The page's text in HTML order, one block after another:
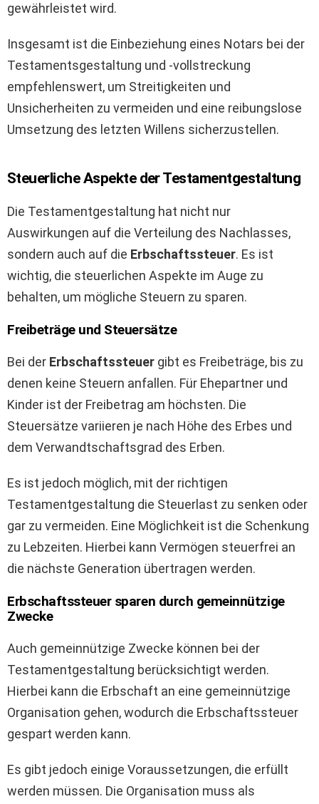
gewährleistet wird.
Insgesamt ist die Einbeziehung eines Notars bei der
Testamentsgestaltung und -vollstreckung
empfehlenswert, um Streitigkeiten und
Unsicherheiten zu vermeiden und eine reibungslose
Umsetzung des letzten Willens sicherzustellen.
Steuerliche Aspekte der Testamentgestaltung
Die Testamentgestaltung hat nicht nur
Auswirkungen auf die Verteilung des Nachlasses,
sondern auch auf die Erbschaftssteuer. Es ist
wichtig, die steuerlichen Aspekte im Auge zu
behalten, um mögliche Steuern zu sparen.
Freibeträge und Steuersätze
Bei der Erbschaftssteuer gibt es Freibeträge, bis zu
denen keine Steuern anfallen. Für Ehepartner und
Kinder ist der Freibetrag am höchsten. Die
Steuersätze variieren je nach Höhe des Erbes und
dem Verwandtschaftsgrad des Erben.
Es ist jedoch möglich, mit der richtigen
Testamentgestaltung die Steuerlast zu senken oder
gar zu vermeiden. Eine Möglichkeit ist die Schenkung
zu Lebzeiten. Hierbei kann Vermögen steuerfrei an
die nächste Generation übertragen werden.
Erbschaftssteuer sparen durch gemeinnützige
Zwecke
Auch gemeinnützige Zwecke können bei der
Testamentgestaltung berücksichtigt werden.
Hierbei kann die Erbschaft an eine gemeinnützige
Organisation gehen, wodurch die Erbschaftssteuer
gespart werden kann.
Es gibt jedoch einige Voraussetzungen, die erfüllt
werden müssen. Die Organisation muss als